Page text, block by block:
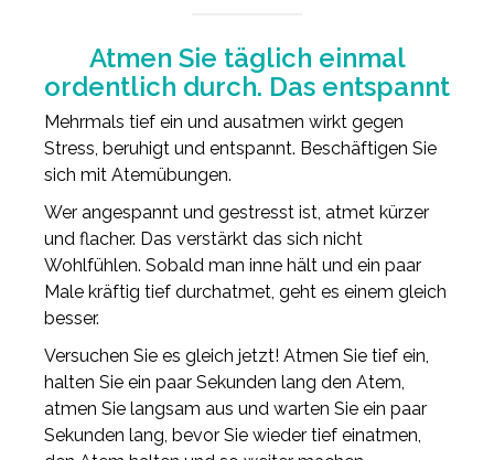
Atmen Sie täglich einmal
ordentlich durch. Das entspannt
Mehrmals tief ein und ausatmen wirkt gegen
Stress, beruhigt und entspannt. Beschäftigen Sie
sich mit Atemübungen.
Wer angespannt und gestresst ist, atmet kürzer
und flacher. Das verstärkt das sich nicht
Wohlfühlen. Sobald man inne hält und ein paar
Male kräftig tief durchatmet, geht es einem gleich
besser.
Versuchen Sie es gleich jetzt! Atmen Sie tief ein,
halten Sie ein paar Sekunden lang den Atem,
atmen Sie langsam aus und warten Sie ein paar
Sekunden lang, bevor Sie wieder tief einatmen,